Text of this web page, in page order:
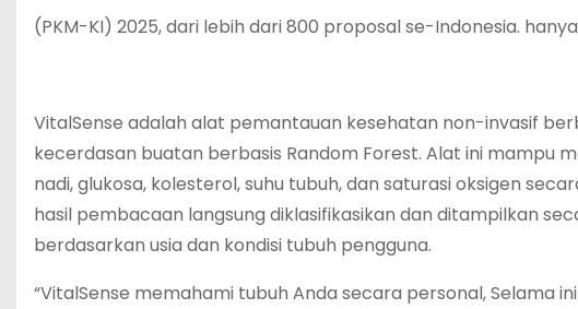
(PKM-KI) 2025, dari lebih dari 800 proposal se-Indonesia.
VitalSense adalah alat pemantauan kesehatan non-invasif
kecerdasan buatan berbasis Random Forest. Alat ini
nadi, glukosa, kolesterol, suhu tubuh, dan saturasi oksigen
hasil pembacaan langsung diklasifikasikan dan ditampilkan
berdasarkan usia dan kondisi tubuh pengguna.
“VitalSense memahami tubuh Anda secara personal, Selama